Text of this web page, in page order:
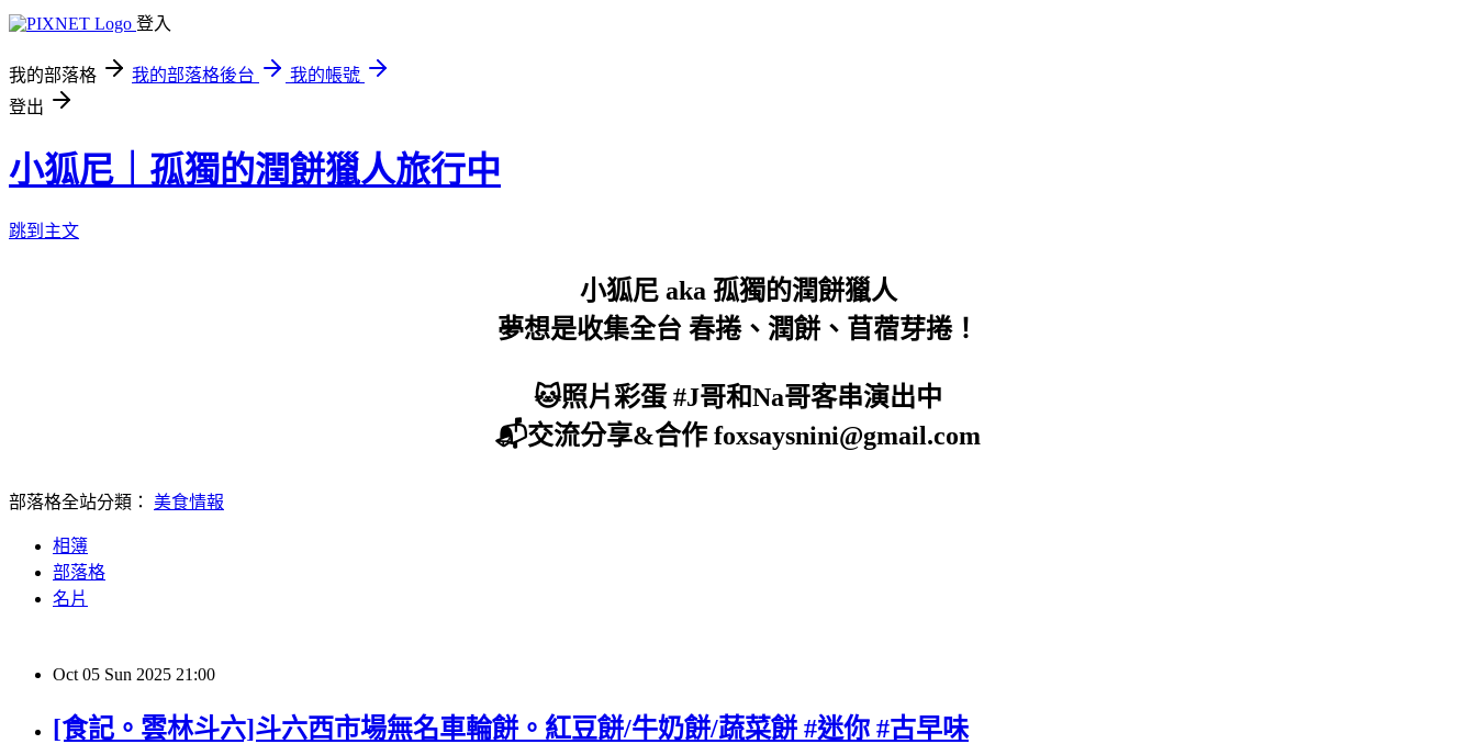
登入
我的部落格 我的部落格後台
我的帳號
登出
小狐尼｜孤獨的潤餅獵人旅行中
跳到主文
小狐尼 aka 孤獨的潤餅獵人
夢想是收集全台 春捲、潤餅、苜蓿芽捲！
🐱照片彩蛋 #J哥和Na哥客串演出中
📬交流分享&合作 foxsaysnini@gmail.com
部落格全站分類： 美食情報
相簿
部落格
名片
Oct 05 Sun 2025 21:00
[食記。雲林斗六]斗六西市場無名車輪餅。紅豆餅/牛奶餅/蔬菜餅 #迷你 #古早味